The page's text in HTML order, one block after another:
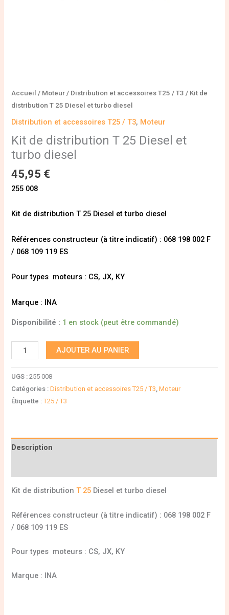
Accueil / Moteur / Distribution et accessoires T25 / T3 / Kit de
distribution T 25 Diesel et turbo diesel
Distribution et accessoires T25 / T3, Moteur
Kit de distribution T 25 Diesel et
turbo diesel
45,95 €
255 008
Kit de distribution T 25 Diesel et turbo diesel
Références constructeur (à titre indicatif) : 068 198 002 F
/ 068 109 119 ES
Pour types moteurs : CS, JX, KY
Marque : INA
Disponibilité : 1 en stock (peut être commandé)
AJOUTER AU PANIER
UGS :255 008
Catégories :Distribution et accessoires T25 / T3,Moteur
Étiquette :T25 / T3
Description
Kit de distributionT 25 Diesel et turbo diesel
Références constructeur (à titre indicatif) : 068 198 002 F
/ 068 109 119 ES
Pour types moteurs : CS, JX, KY
Marque : INA